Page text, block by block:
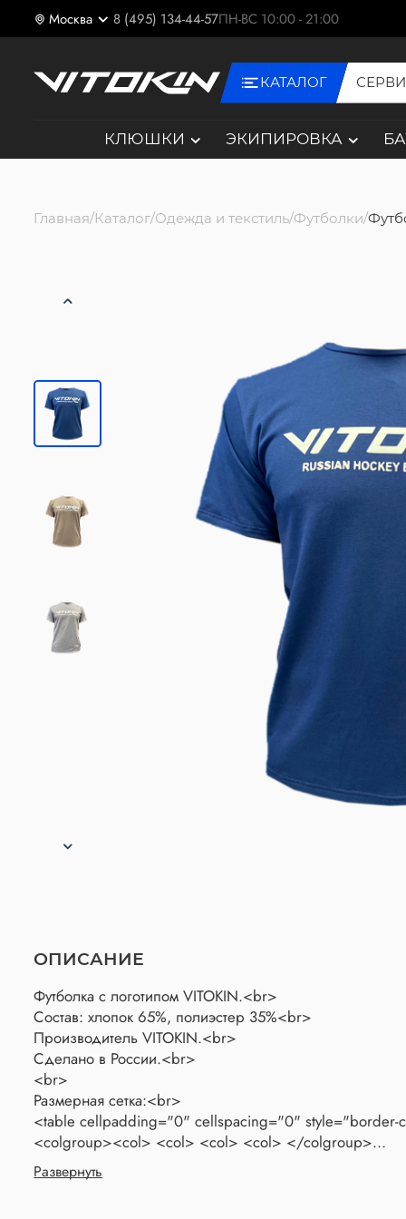
Москва 8 (495) 134-44-57ПН-ВС 10:00 - 21:00
КАТАЛОГ
КЛЮШКИ ЭКИПИРОВКА
Главная Каталог Одежда и текстиль Футболки
ОПИСАНИЕ
Футболка c логотипом VITOKIN.<br>
Состав: хлопок 65%, полиэстер 35%<br>
Производитель VITOKIN.<br>
Сделано в России.<br>
<br>
Размерная сетка:<br>
<table cellpadding="0" cellspacing="0" style="border-
<colgroup><col> <col> <col> <col> </colgroup>
<tbody>
<tr>
Развернуть